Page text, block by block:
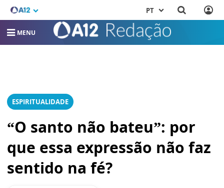
PT
MENU
ESPIRITUALIDADE
“O santo não bateu”: por
que essa expressão não faz
sentido na fé?